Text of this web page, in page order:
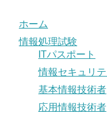
ホーム
情報処理試験
ITパスポート
情報セキュリ
基本情報技術者
応用情報技術者